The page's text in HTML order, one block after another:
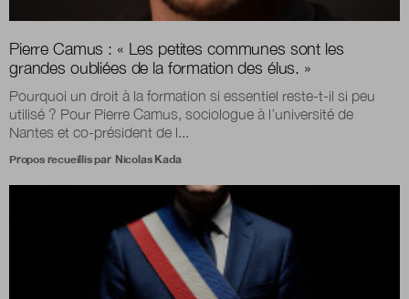
Pierre Camus : « Les petites communes sont les
grandes oubliées de la formation des élus. »
Pourquoi un droit à la formation si essentiel reste-t-il si peu
utilisé ? Pour Pierre Camus, sociologue à l’université de
Nantes et co-président de l...
Propos recueillis par Nicolas Kada